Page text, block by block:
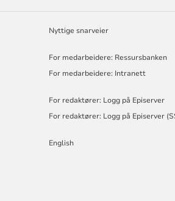
Nyttige snarveier
For medarbeidere: Ressursbanken
For medarbeidere: Intranett
For redaktører: Logg på Episerver
For redaktører: Logg på Episerver
English